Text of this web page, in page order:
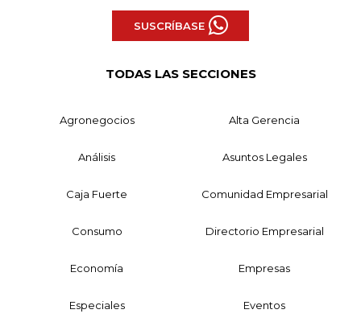
SUSCRÍBASE
TODAS LAS SECCIONES
Agronegocios Alta Gerencia
Análisis Asuntos Legales
Caja Fuerte Comunidad Empresarial
Consumo Directorio Empresarial
Economía Empresas
Especiales Eventos